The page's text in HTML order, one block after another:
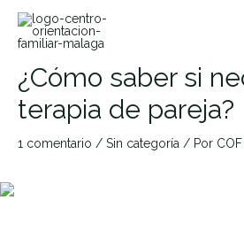
¿Cómo saber si
terapia de pareja?
1 comentario / Sin categoría / Por